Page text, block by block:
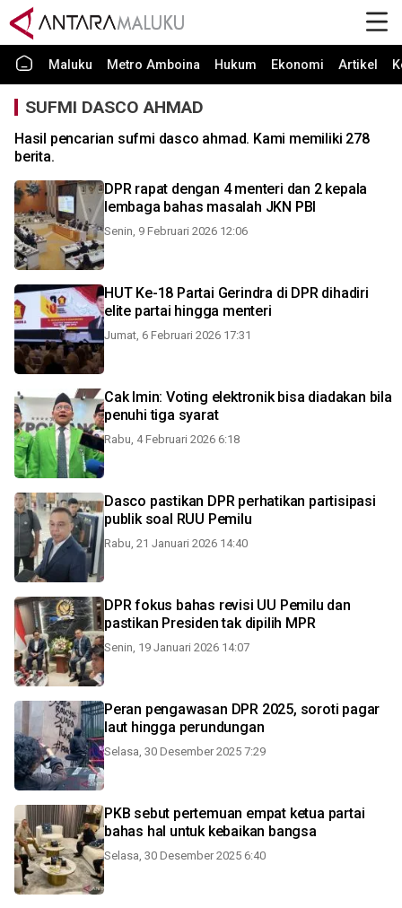
Maluku Metro Amboina Hukum Ekonomi Artikel
SUFMI DASCO AHMAD
Hasil pencarian sufmi dasco ahmad. Kami memiliki 278
berita.
DPR rapat dengan 4 menteri dan 2 kepala
lembaga bahas masalah JKN PBI
Senin, 9 Februari 2026 12:06
HUT Ke-18 Partai Gerindra di DPR dihadiri
elite partai hingga menteri
Jumat, 6 Februari 2026 17:31
Cak Imin: Voting elektronik bisa diadakan bila
penuhi tiga syarat
Rabu, 4 Februari 2026 6:18
Dasco pastikan DPR perhatikan partisipasi
publik soal RUU Pemilu
Rabu, 21 Januari 2026 14:40
DPR fokus bahas revisi UU Pemilu dan
pastikan Presiden tak dipilih MPR
Senin, 19 Januari 2026 14:07
Peran pengawasan DPR 2025, soroti pagar
laut hingga perundungan
Selasa, 30 Desember 2025 7:29
PKB sebut pertemuan empat ketua partai
bahas hal untuk kebaikan bangsa
Selasa, 30 Desember 2025 6:40